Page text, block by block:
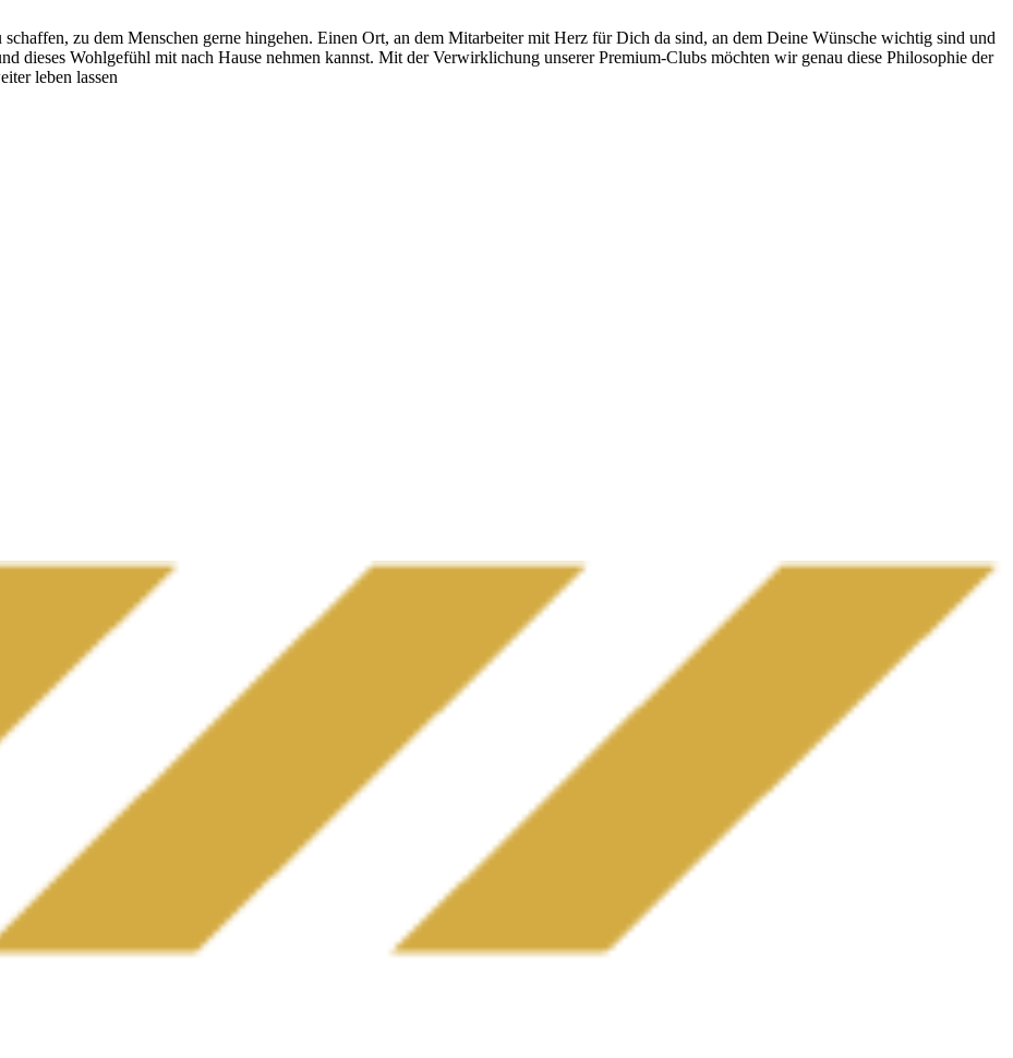
zu dem Menschen gerne hingehen. Einen Ort, an dem Mitarbeiter mit Herz für Dich da sind, an dem Deine Wünsche wichtig sind und
dieses Wohlgefühl mit nach Hause nehmen kannst. Mit der Verwirklichung unserer Premium-Clubs möchten wir genau diese Philosophie der
leben lassen